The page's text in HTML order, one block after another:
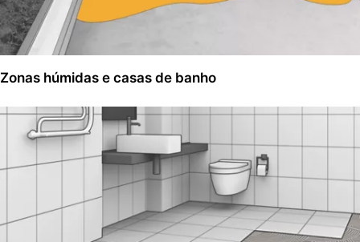
Zonas húmidas e casas de banho